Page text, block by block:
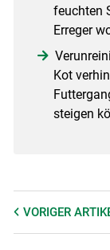
feuchten
Erreger
Kot
steigen
VORIGER